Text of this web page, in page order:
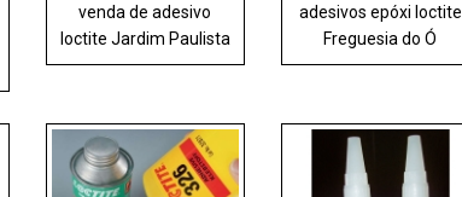
venda de adesivo
loctite Jardim Paulista
adesivos epóxi loctite
Freguesia do Ó